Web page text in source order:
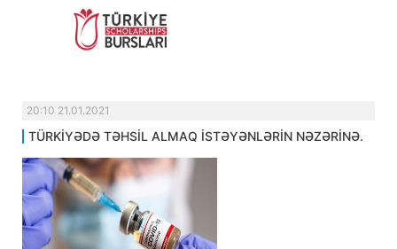
20:10 21.01.2021
TÜRKİYƏDƏ TƏHSİL ALMAQ İSTƏYƏNLƏRİN NƏZƏRİNƏ.